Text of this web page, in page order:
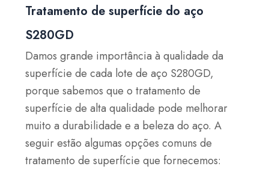
Tratamento de superfície do aço
S280GD
Damos grande importância à qualidade da
superfície de cada lote de aço S280GD,
porque sabemos que o tratamento de
superfície de alta qualidade pode melhorar
muito a durabilidade e a beleza do aço. A
seguir estão algumas opções comuns de
tratamento de superfície que fornecemos: